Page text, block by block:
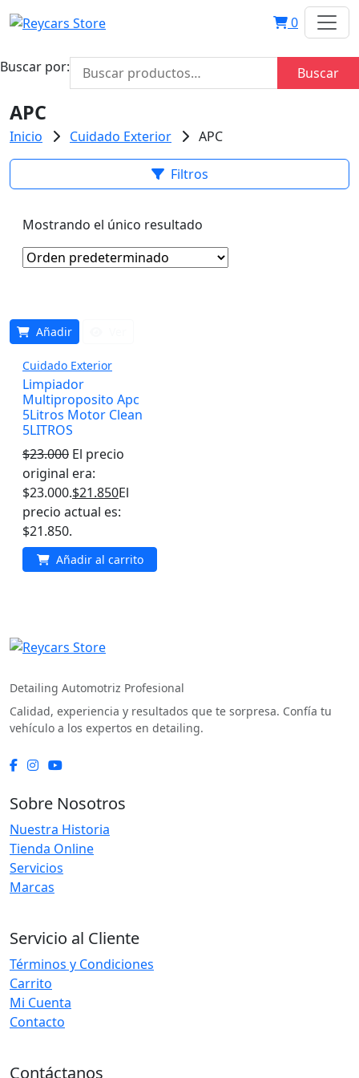
0
Buscar por: Buscar
APC
Inicio Cuidado Exterior APC
Filtros
Mostrando el único resultado
Añadir
Cuidado Exterior
Limpiador
Multiproposito Apc
5Litros Motor Clean
5LITROS
$23.000 El precio
original era:
$23.000.$21.850El
precio actual es:
$21.850.
Añadir al carrito
Detailing Automotriz Profesional
Calidad, experiencia y resultados que te sorpresa. Confía tu
vehículo a los expertos en detailing.
Sobre Nosotros
Nuestra Historia
Tienda Online
Servicios
Marcas
Servicio al Cliente
Términos y Condiciones
Carrito
Mi Cuenta
Contacto
Contáctanos